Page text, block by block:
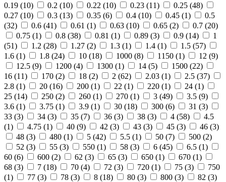
0.19 (10) 0.2 (10) 0.22 (10) 0.23 (11) 0.25 (48)
0.27 (10) 0.3 (13) 0.35 (6) 0.4 (10) 0.45 (1)
0.5
(32) 0.6 (41) 0.61 (1) 0.63 (10) 0.65 (2) 0.7 (20)
0.75 (1) 0.8 (38) 0.81 (1) 0.89 (3) 0.9 (14)
1
(51) 1.2 (28) 1.27 (2) 1.3 (1) 1.4 (1) 1.5 (57)
1.6 (1) 1.8 (24) 10 (18) 1000 (8) 1150 (1) 12 (9)
12.5 (9) 1200 (4) 1300 (1) 14 (5) 1500 (22)
16 (11) 170 (2) 18 (2) 2 (62) 2.03 (1) 2.5 (37)
2.8 (1) 20 (16) 200 (1) 22 (1) 220 (1) 24 (1)
25 (14) 250 (2) 260 (1) 270 (1) 3 (49) 3.5 (9)
3.6 (1) 3.75 (1) 3.9 (1) 30 (18) 300 (6) 31 (3)
33 (3) 34 (3) 35 (7) 36 (3) 38 (3) 4 (58)
4.5
(1) 4.75 (1) 40 (9) 42 (3) 43 (3) 45 (3) 46 (3)
48 (3) 480 (1) 5 (42) 5.5 (1) 50 (7) 500 (2)
52 (3) 55 (3) 550 (1) 58 (3) 6 (45) 6.5 (1)
60 (6) 600 (2) 62 (3) 65 (3) 650 (1) 670 (1)
68 (3) 7 (18) 70 (4) 72 (3) 720 (1) 75 (3)
750
(1) 77 (3) 78 (3) 8 (18) 80 (3) 800 (3) 82 (3)